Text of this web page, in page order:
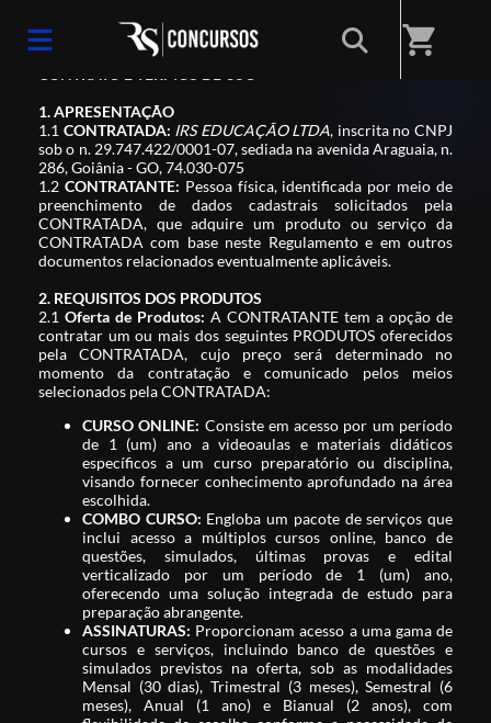
shopping_cart
1. APRESENTAÇÃO
1.1 CONTRATADA: IRS EDUCAÇÃO LTDA, inscrita no CNPJ
sob o n. 29.747.422/0001-07, sediada na avenida Araguaia, n.
286, Goiânia - GO, 74.030-075
1.2 CONTRATANTE: Pessoa física, identificada por meio de
preenchimento de dados cadastrais solicitados pela
CONTRATADA, que adquire um produto ou serviço da
CONTRATADA com base neste Regulamento e em outros
documentos relacionados eventualmente aplicáveis.
2. REQUISITOS DOS PRODUTOS
2.1 Oferta de Produtos: A CONTRATANTE tem a opção de
contratar um ou mais dos seguintes PRODUTOS oferecidos
pela CONTRATADA, cujo preço será determinado no
momento da contratação e comunicado pelos meios
selecionados pela CONTRATADA:
CURSO ONLINE: Consiste em acesso por um período
de 1 (um) ano a videoaulas e materiais didáticos
específicos a um curso preparatório ou disciplina,
visando fornecer conhecimento aprofundado na área
escolhida.
COMBO CURSO: Engloba um pacote de serviços que
inclui acesso a múltiplos cursos online, banco de
questões, simulados, últimas provas e edital
verticalizado por um período de 1 (um) ano,
oferecendo uma solução integrada de estudo para
preparação abrangente.
ASSINATURAS: Proporcionam acesso a uma gama de
cursos e serviços, incluindo banco de questões e
simulados previstos na oferta, sob as modalidades
Mensal (30 dias), Trimestral (3 meses), Semestral (6
meses), Anual (1 ano) e Bianual (2 anos), com